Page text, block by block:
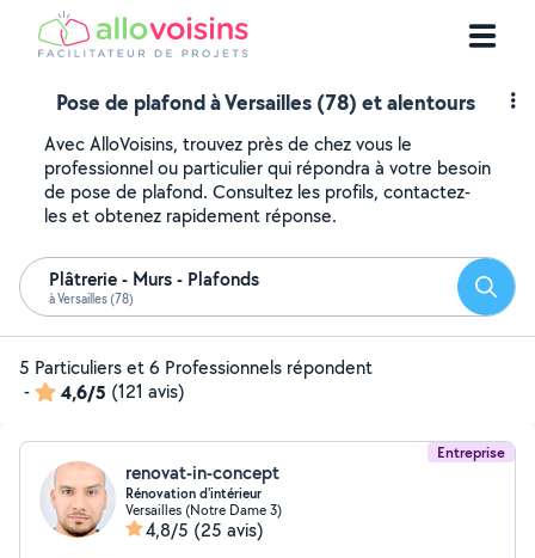
Pose de plafond à Versailles (78) et alentours
Avec AlloVoisins, trouvez près de chez vous le
professionnel ou particulier qui répondra à votre besoin
de pose de plafond. Consultez les profils, contactez-
les et obtenez rapidement réponse.
Plâtrerie - Murs - Plafonds
à Versailles (78)
5 Particuliers et 6 Professionnels répondent
-
4,6/5 (121 avis)
Entreprise
renovat-in-concept
Rénovation d'intérieur
Versailles (Notre Dame 3)
4,8/5 (25 avis)